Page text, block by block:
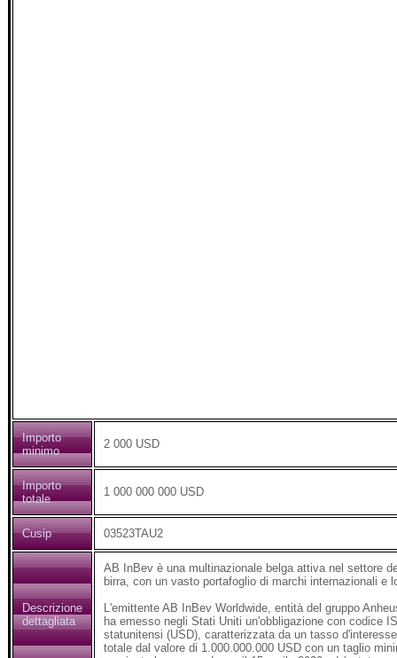
Importo
minimo
2 000 USD
Importo
totale
1 000 000 000 USD
Cusip 03523TAU2
Descrizione
dettagliata
AB InBev è una multinazionale belga attiva nel settore
birra, con un vasto portafoglio di marchi internazionali e
L'emittente AB InBev Worldwide, entità del gruppo
ha emesso negli Stati Uniti un'obbligazione con codice
statunitensi (USD), caratterizzata da un tasso
totale dal valore di 1.000.000.000 USD con un taglio